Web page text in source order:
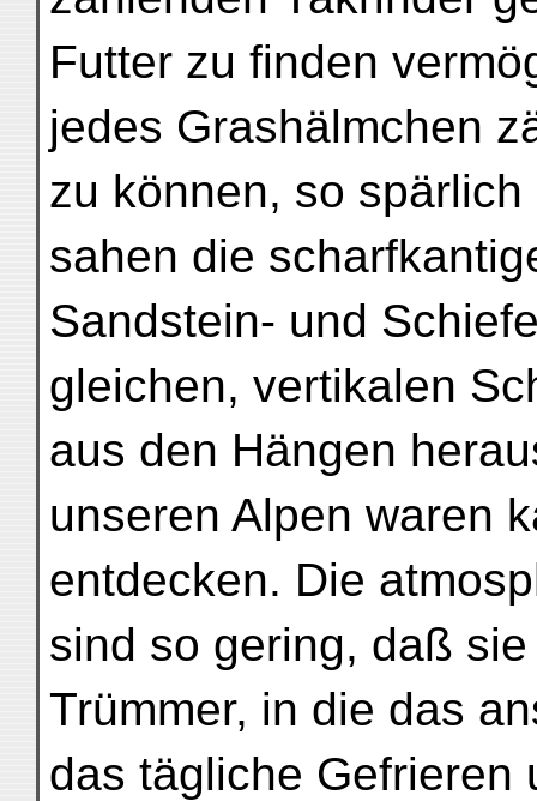
Futter zu finden
jedes Grashälmchen
zu können, so
sahen die
Sandstein- und
gleichen, vertikalen
aus den Hängen
unseren Alpen waren
entdecken. Die
sind so gering, daß
Trümmer, in die das
das tägliche Gefrieren